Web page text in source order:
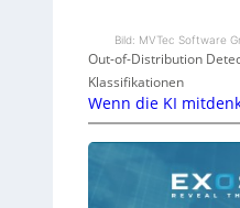
Bild: MVTec Software
Out-of-Distribution
Klassifikationen
Wenn die KI